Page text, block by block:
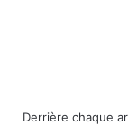
des paysages
clarté. Le
Derrière chaque